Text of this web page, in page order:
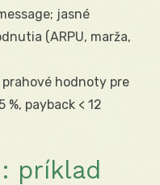
jasné
(ARPU, marža,
prahové hodnoty pre
%, payback < 12
príklad